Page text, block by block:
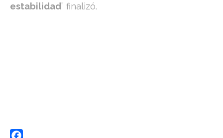
estabilidad” finalizó.